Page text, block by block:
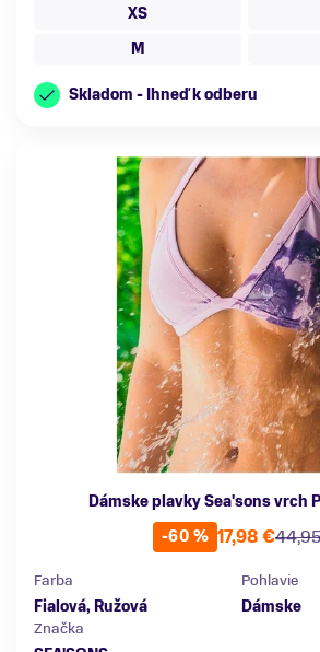
XS
M
Skladom - Ihneď k odberu
Dámske plavky Sea'sons vrch
-60 % 17,98 €
Farba
Fialová, Ružová
Pohlavie
Dámske
Značka